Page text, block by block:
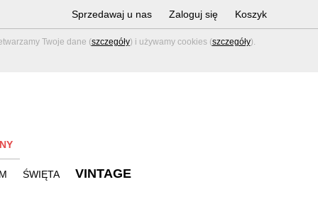
Twoje dane (szczegóły) i używamy cookies (szczegóły).
Sprzedawaj u nas Zaloguj się Koszyk
ŚWIĘTA VINTAGE